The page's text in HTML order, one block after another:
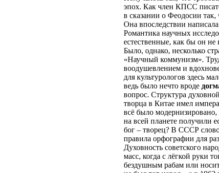
эпох. Как член КПСС
в сказании о Феодосии
Она впоследствии
Романтика научных
естественные, как бы он не
Было, однако, несколько
«Научный коммунизм».
воодушевлением и
для культурологов здесь
ведь было нечто вроде
вопрос. Структура
творца в Китае имел
всё было
на всей планете получили
бог – творец? В СССР
правила орфографии для
Духовность советского
масс, когда с лёгкой руки
бездушным рабам или